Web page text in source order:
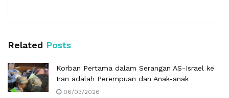
Related Posts
Korban Pertama dalam Serangan AS-Israel ke
Iran adalah Perempuan dan Anak-anak
06/03/2026